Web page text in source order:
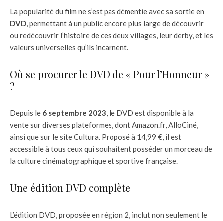
La popularité du film ne s’est pas démentie avec sa sortie en
DVD , permettant à un public encore plus large de découvrir
ou redécouvrir l’histoire de ces deux villages, leur derby, et les
valeurs universelles qu’ils incarnent.
Où se procurer le DVD de « Pour l’Honneur »
?
Depuis le 6 septembre 2023 , le DVD est disponible à la
vente sur diverses plateformes, dont Amazon.fr, AlloCiné,
ainsi que sur le site Cultura. Proposé à 14,99 €, il est
accessible à tous ceux qui souhaitent posséder un morceau de
la culture cinématographique et sportive française.
Une édition DVD complète
L’édition DVD, proposée en région 2, inclut non seulement le